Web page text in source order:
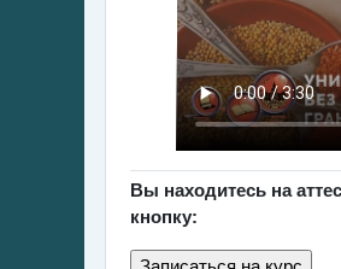
Вы находитесь на
кнопку: